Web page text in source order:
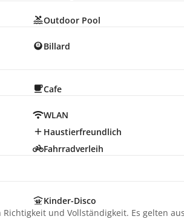
Outdoor Pool
Billard
Cafe
WLAN
Haustierfreundlich
Fahrradverleih
Kinder-Disco
und Vollständigkeit. Es gelten